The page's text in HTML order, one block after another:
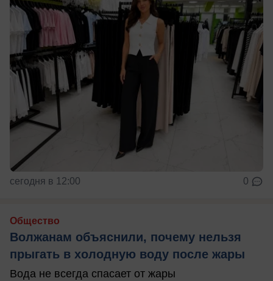
сегодня в 12:00 0
Общество
Волжанам объяснили, почему нельзя
прыгать в холодную воду после жары
Вода не всегда спасает от жары